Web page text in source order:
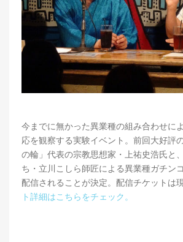
今までに無かった異業種の組み合わせに
応を観察する実験イベント。前回大好評
の輪」代表の宗教思想家・上祐史浩氏と
ち・立川こしら師匠による異業種ガチン
配信されることが決定。配信チケットは
ト詳細はこちらをチェック。